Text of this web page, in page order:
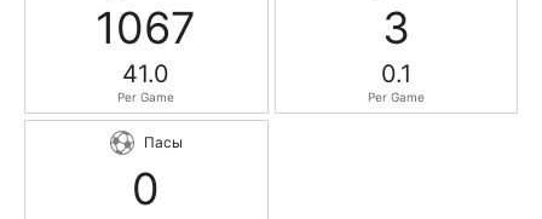
1067
41.0
Per Game
3
0.1
Per Game
Пасы
0